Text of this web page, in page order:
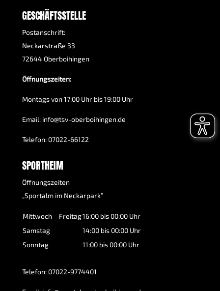
GESCHÄFTSSTELLE
Postanschrift:
Neckarstraße 33
72644 Oberboihingen
Öffnungszeiten:
Montags von 17:00 Uhr bis 19:00 Uhr
Email: info@tsv-oberboihingen.de
Telefon: 07022-66122
SPORTHEIM
Öffnungszeiten
„Sportalm im Neckarpark“
Mittwoch – Freitag16:00 bis 00:00 Uhr
Samstag
14:00 bis 00:00 Uhr
Sonntag
11:00 bis 00:00 Uhr
Telefon: 07022-9774401